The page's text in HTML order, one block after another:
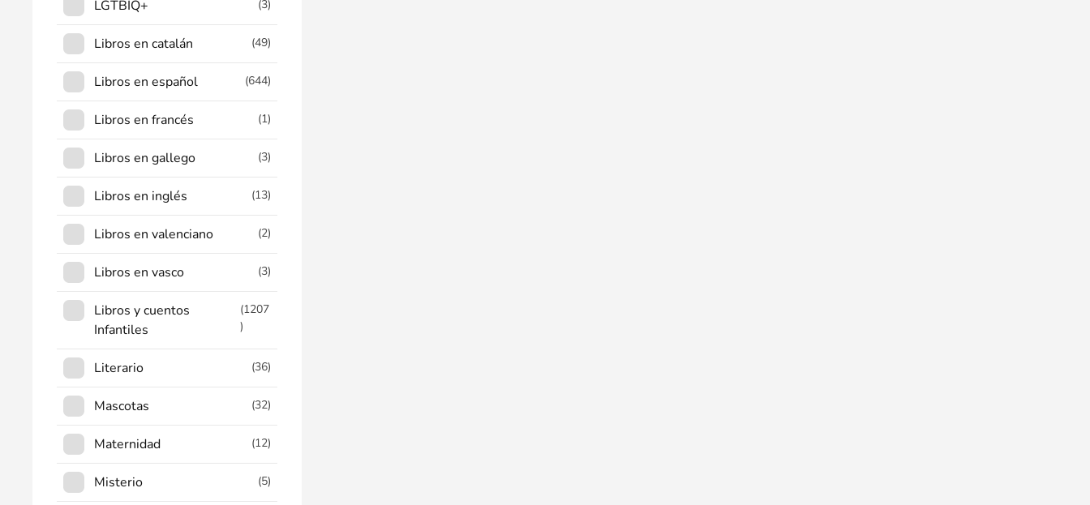
LGTBIQ+ (3)
Libros en catalán (49)
Libros en español (644)
Libros en francés (1)
Libros en gallego (3)
Libros en inglés (13)
Libros en valenciano (2)
Libros en vasco (3)
Libros y cuentos
Infantiles
(1207
)
Literario (36)
Mascotas (32)
Maternidad (12)
Misterio (5)